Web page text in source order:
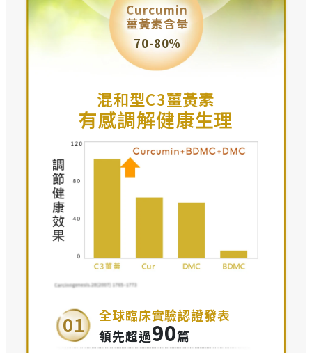
Curcumin
薑黃素含量
70-80%
混和型C3薑黃素
有感調解健康生理
01
全球臨床實驗認證發表
領先超過90篇